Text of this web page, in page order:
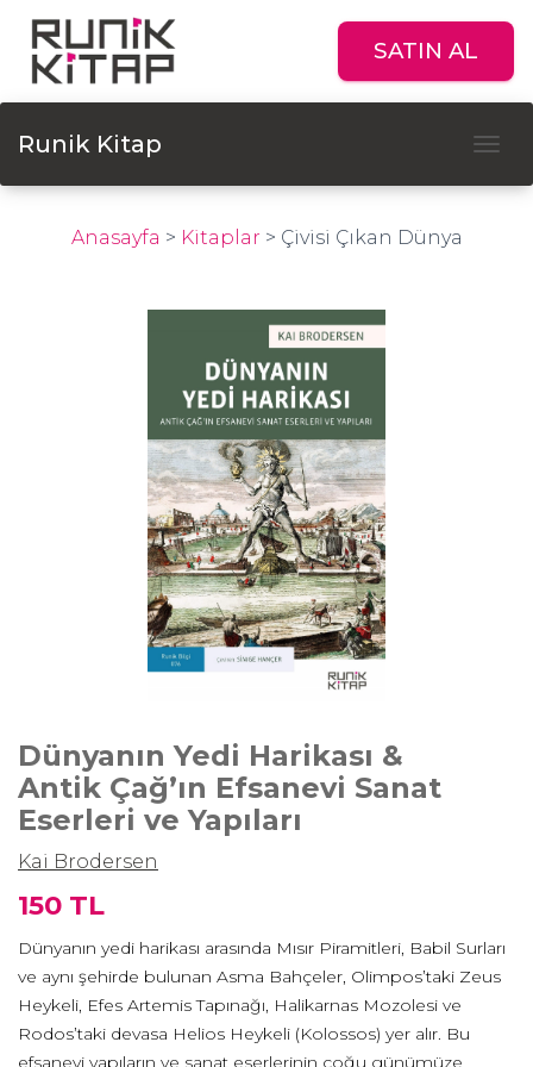
SATIN AL
Runik Kitap
Anasayfa > Kitaplar > Çivisi Çıkan Dünya
Dünyanın Yedi Harikası &
Antik Çağ’ın Efsanevi Sanat
Eserleri ve Yapıları
Kai Brodersen
150 TL
Dünyanın yedi harikası arasında Mısır Piramitleri, Babil Surları
ve aynı şehirde bulunan Asma Bahçeler, Olimpos’taki Zeus
Heykeli, Efes Artemis Tapınağı, Halikarnas Mozolesi ve
Rodos’taki devasa Helios Heykeli (Kolossos) yer alır. Bu
efsanevi yapıların ve sanat eserlerinin çoğu günümüze